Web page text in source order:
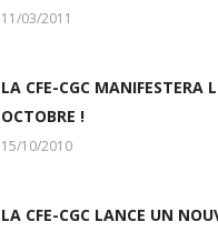
11/03/2011
LA CFE-CGC MANIFESTERA
OCTOBRE !
15/10/2010
LA CFE-CGC LANCE UN